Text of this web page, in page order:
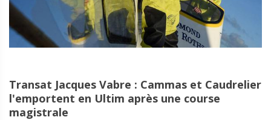
Transat Jacques Vabre : Cammas et Caudrelier
l'emportent en Ultim après une course
magistrale